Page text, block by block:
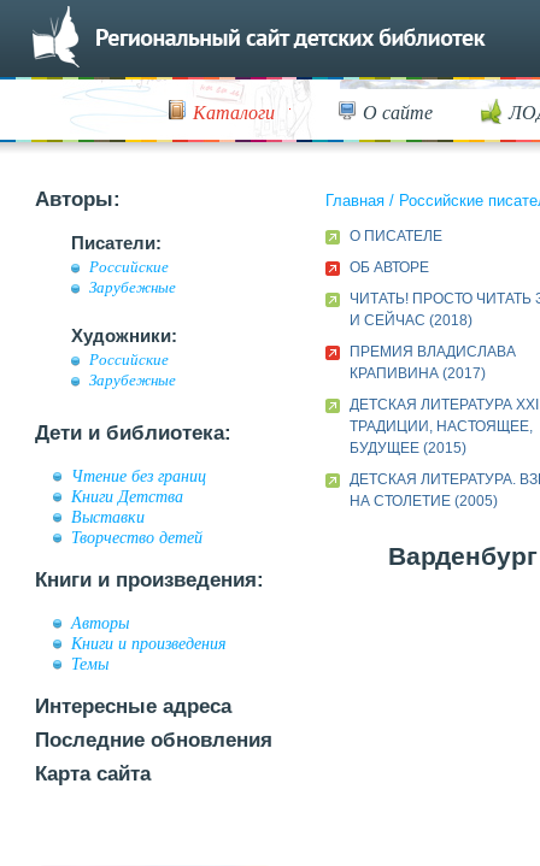
Каталоги О сайте
Авторы:
Писатели:
Российские
Зарубежные
Художники:
Российские
Зарубежные
Дети и библиотека:
Чтение без границ
Книги Детства
Выставки
Творчество детей
Книги и произведения:
Авторы
Книги и произведения
Темы
Интересные адреса
Последние обновления
Карта сайта
Главная / Российские
О ПИСАТЕЛЕ
ОБ АВТОРЕ
ЧИТАТЬ! ПРОСТО ЧИТАТЬ
И СЕЙЧАС (2018)
ПРЕМИЯ ВЛАДИСЛАВА
КРАПИВИНА (2017)
ДЕТСКАЯ ЛИТЕРАТУРА
ТРАДИЦИИ, НАСТОЯЩЕЕ,
БУДУЩЕЕ (2015)
ДЕТСКАЯ ЛИТЕРАТУРА.
НА СТОЛЕТИЕ (2005)